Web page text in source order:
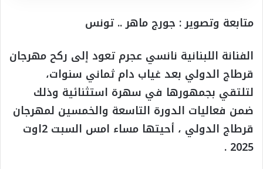
متابعة وتصوير : جورج ماهر .. تونس
الفنانة اللبنانية نانسي عجرم تعود إلى ركح مهرجان
قرطاج الدولي بعد غياب دام ثماني سنوات،
لتلتقي بجمهورها في سهرة استثنائية وذلك
ضمن فعاليات الدورة التاسعة والخمسين لمهرجان
قرطاج الدولي ، أحيتها مساء امس السبت 2اوت
2025 .